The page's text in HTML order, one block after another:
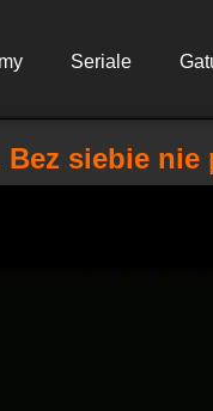
Seriale
Bez siebie nie